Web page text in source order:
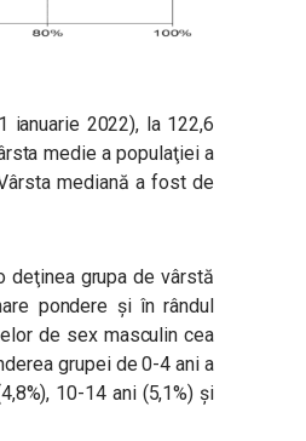
ianuarie 2022), la 122,6
medie a populaţiei a
mediană a fost de
deţinea grupa de vârstă
pondere și în rândul
de sex masculin cea
grupei de 0-4 ani a
10-14 ani (5,1%) și